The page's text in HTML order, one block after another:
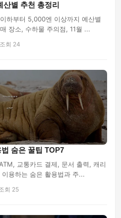
산별 추천 총정리
하부터 5,000엔 이상까지 예산별
장소, 수하물 주의점, 11월 ...
조회 24
숨은 꿀팁 TOP7
교통카드 결제, 문서 출력, 캐리
용하는 숨은 활용법과 주...
회 25